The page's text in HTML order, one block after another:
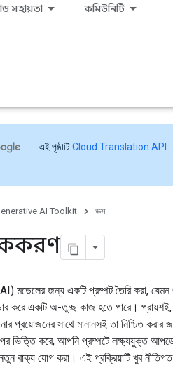
সহায়তা কমিউনিটি
এই পৃষ্ঠাটিCloud Translation API
AI Toolkit ডক্স
মডেলের জন্য একটি প্রম্পট তৈরি করা,
করে একটি অ-তুচ্ছ কাজ হতে পারে।
প্রয়োজনের সাথে মানানসই তা নিশ্চিত করার
ভিত্তি করে, আপনি প্রম্পটে লক্ষ্যযুক্ত
বাক্য যোগ করা। এই প্রক্রিয়াটি খুব